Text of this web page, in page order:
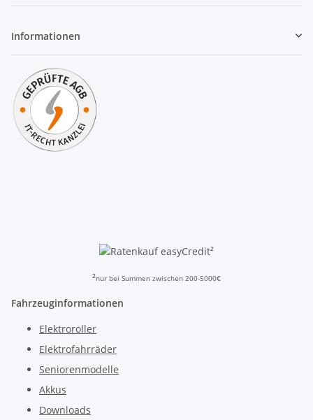
Informationen
²
²nur bei Summen zwischen 200-5000€
Fahrzeuginformationen
Elektroroller
Elektrofahrräder
Seniorenmodelle
Akkus
Downloads